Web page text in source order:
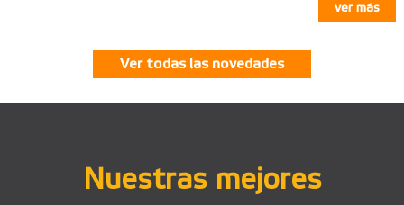
ver más
Ver todas las novedades
Nuestras mejores